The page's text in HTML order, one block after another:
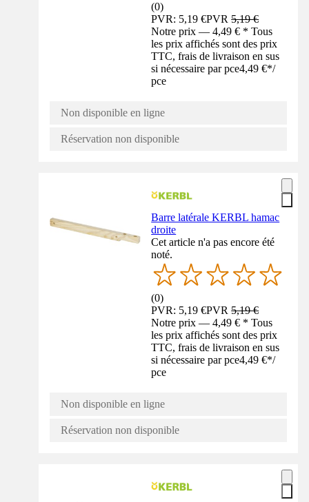
(0)
PVR: 5,19 €PVR5,19 €
Notre prix — 4,49 € * Tous
les prix affichés sont des prix
TTC, frais de livraison en sus
si nécessaire par pce4,49 €*/
pce
Non disponible en ligne
Réservation non disponible
Barre latérale KERBL hamac
droite
Cet article n'a pas encore été
noté.
(0)
PVR: 5,19 €PVR5,19 €
Notre prix — 4,49 € * Tous
les prix affichés sont des prix
TTC, frais de livraison en sus
si nécessaire par pce4,49 €*/
pce
Non disponible en ligne
Réservation non disponible